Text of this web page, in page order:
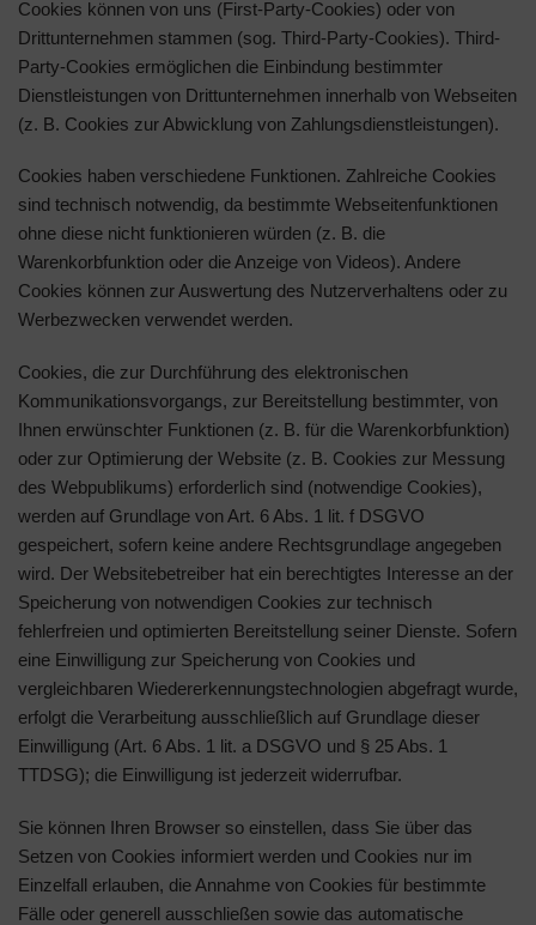
Cookies können von uns (First-Party-Cookies) oder von
Drittunternehmen stammen (sog. Third-Party-Cookies). Third-
Party-Cookies ermöglichen die Einbindung bestimmter
Dienstleistungen von Drittunternehmen innerhalb von Webseiten
(z. B. Cookies zur Abwicklung von Zahlungsdienstleistungen).
Cookies haben verschiedene Funktionen. Zahlreiche Cookies
sind technisch notwendig, da bestimmte Webseitenfunktionen
ohne diese nicht funktionieren würden (z. B. die
Warenkorbfunktion oder die Anzeige von Videos). Andere
Cookies können zur Auswertung des Nutzerverhaltens oder zu
Werbezwecken verwendet werden.
Cookies, die zur Durchführung des elektronischen
Kommunikationsvorgangs, zur Bereitstellung bestimmter, von
Ihnen erwünschter Funktionen (z. B. für die Warenkorbfunktion)
oder zur Optimierung der Website (z. B. Cookies zur Messung
des Webpublikums) erforderlich sind (notwendige Cookies),
werden auf Grundlage von Art. 6 Abs. 1 lit. f DSGVO
gespeichert, sofern keine andere Rechtsgrundlage angegeben
wird. Der Websitebetreiber hat ein berechtigtes Interesse an der
Speicherung von notwendigen Cookies zur technisch
fehlerfreien und optimierten Bereitstellung seiner Dienste. Sofern
eine Einwilligung zur Speicherung von Cookies und
vergleichbaren Wiedererkennungstechnologien abgefragt wurde,
erfolgt die Verarbeitung ausschließlich auf Grundlage dieser
Einwilligung (Art. 6 Abs. 1 lit. a DSGVO und § 25 Abs. 1
TTDSG); die Einwilligung ist jederzeit widerrufbar.
Sie können Ihren Browser so einstellen, dass Sie über das
Setzen von Cookies informiert werden und Cookies nur im
Einzelfall erlauben, die Annahme von Cookies für bestimmte
Fälle oder generell ausschließen sowie das automatische